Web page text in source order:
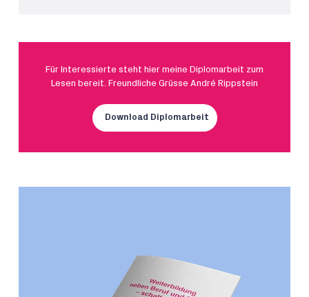
Für Interessierte steht hier meine Diplomarbeit zum
Lesen bereit. Freundliche Grüsse André Rippstein
Download Diplomarbeit